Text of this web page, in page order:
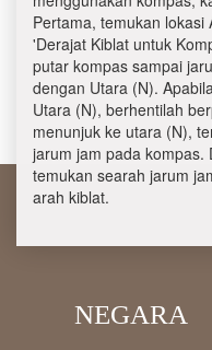
Pertama, temukan lokasi
'Derajat Kiblat untuk
putar kompas sampai
dengan Utara (N).
Utara (N), berhentilah
menunjuk ke utara (N),
jarum jam pada kompas.
temukan searah jarum
arah kiblat.
NEGARA